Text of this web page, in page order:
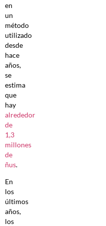
en
un
método
utilizado
desde
hace
años,
se
estima
que
hay
alrededor
de
1,3
millones
de
ñus.
En
los
últimos
años,
los